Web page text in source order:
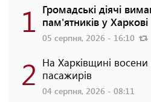
1 Громадські діячі
пам'ятників у Харкові
05 серпня, 2026 - 16:10
2 На Харківщині
пасажирів
04 серпня, 2026 - 08:11